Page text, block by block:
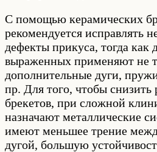
С помощью керамических
рекомендуется исправлять
дефекты прикуса, тогда как
выраженных применяют не
дополнительные дуги,
пр. Для того, чтобы
брекетов, при сложной
назначают металлические
имеют меньшее трение
дугой, большую